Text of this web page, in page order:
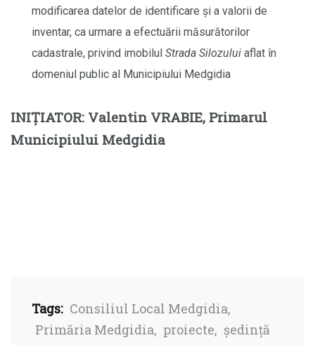
modificarea datelor de identificare și a valorii de
inventar, ca urmare a efectuării măsurătorilor
cadastrale, privind imobilul Strada Silozului aflat în
domeniul public al Municipiului Medgidia
INIŢIATOR: Valentin VRABIE, Primarul
Municipiului Medgidia
Tags: Consiliul Local Medgidia,
Primăria Medgidia, proiecte, ședință